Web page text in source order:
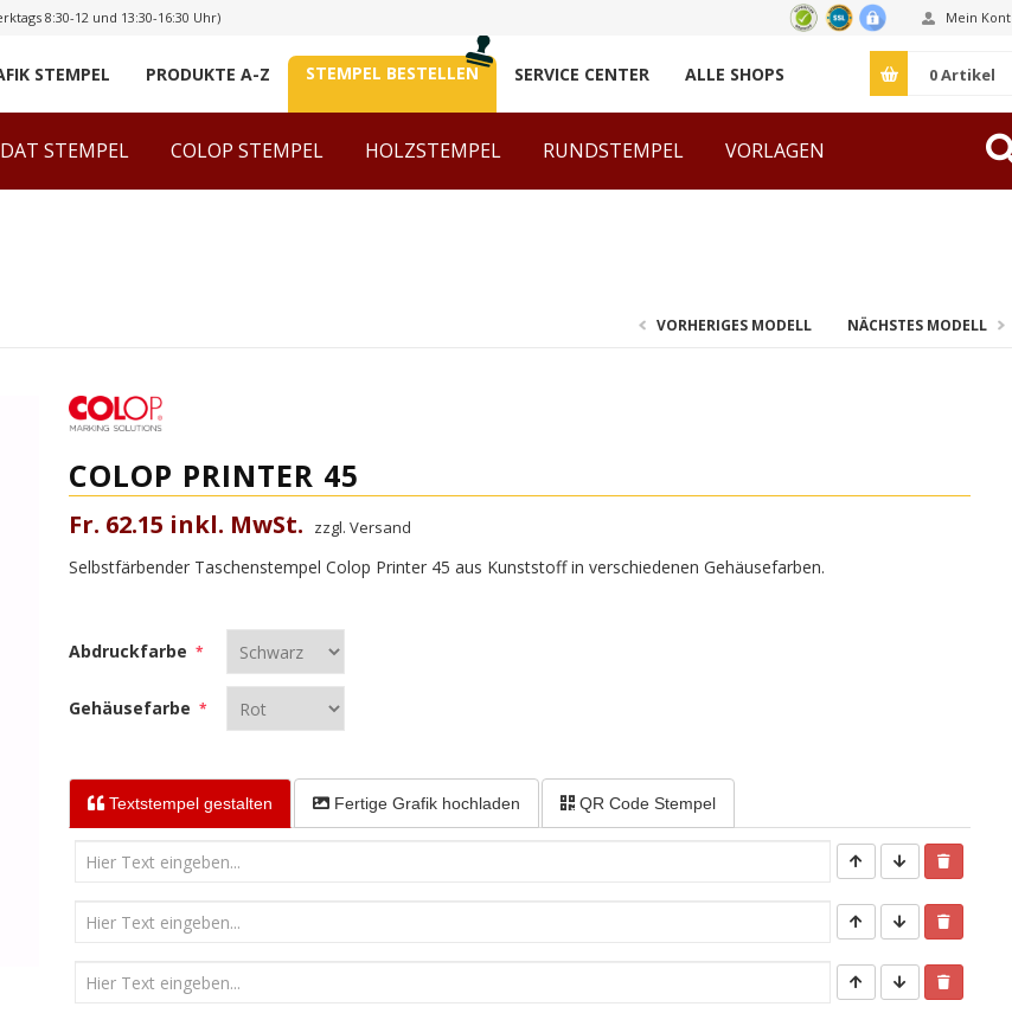
8:30-12 und 13:30-16:30 Uhr) Mein
STEMPEL PRODUKTE A-Z STEMPEL BESTELLEN SERVICE CENTER ALLE SHOPS 0Artikel
STEMPEL COLOP STEMPEL HOLZSTEMPEL RUNDSTEMPEL VORLAGEN
VORHERIGES MODELL NÄCHSTES MODELL
COLOP PRINTER 45
Fr. 62.15 inkl. MwSt. zzgl. Versand
Selbstfärbender Taschenstempel Colop Printer 45 aus Kunststoff in verschiedenen Gehäusefarben.
Abdruckfarbe *
Gehäusefarbe *
Textstempel gestalten Fertige Grafik hochladen QR Code Stempel